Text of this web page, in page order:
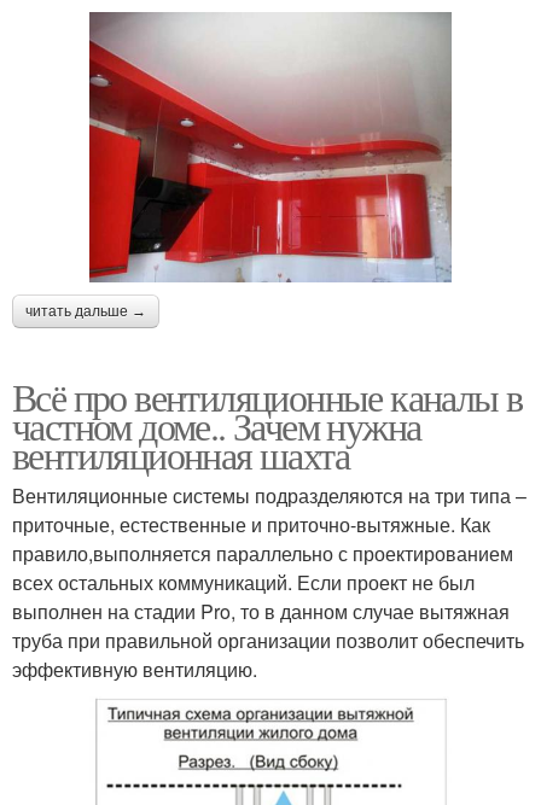
читать дальше →
Всё про вентиляционные каналы в
частном доме.. Зачем нужна
вентиляционная шахта
Вентиляционные системы подразделяются на три типа –
приточные, естественные и приточно-вытяжные. Как
правило,выполняется параллельно с проектированием
всех остальных коммуникаций. Если проект не был
выполнен на стадии Pro, то в данном случае вытяжная
труба при правильной организации позволит обеспечить
эффективную вентиляцию.